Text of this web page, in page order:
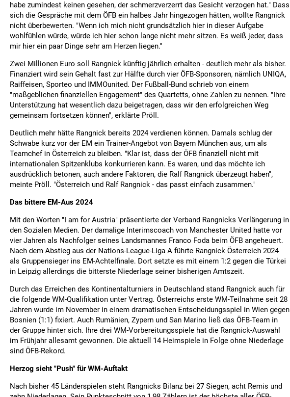
habe zumindest keinen gesehen, der schmerzverzerrt das Gesicht verzogen hat." Dass
sich die Gespräche mit dem ÖFB ein halbes Jahr hingezogen hätten, wollte Rangnick
nicht überbewerten. "Wenn ich mich nicht grundsätzlich hier in dieser Aufgabe
wohlfühlen würde, würde ich hier schon lange nicht mehr sitzen. Es weiß jeder, dass
mir hier ein paar Dinge sehr am Herzen liegen."
Zwei Millionen Euro soll Rangnick künftig jährlich erhalten - deutlich mehr als bisher.
Finanziert wird sein Gehalt fast zur Hälfte durch vier ÖFB-Sponsoren, nämlich UNIQA,
Raiffeisen, Sporteo und IMMOunited. Der Fußball-Bund schrieb von einem
"maßgeblichen finanziellen Engagement" des Quartetts, ohne Zahlen zu nennen. "Ihre
Unterstützung hat wesentlich dazu beigetragen, dass wir den erfolgreichen Weg
gemeinsam fortsetzen können", erklärte Pröll.
Deutlich mehr hätte Rangnick bereits 2024 verdienen können. Damals schlug der
Schwabe kurz vor der EM ein Trainer-Angebot von Bayern München aus, um als
Teamchef in Österreich zu bleiben. "Klar ist, dass der ÖFB finanziell nicht mit
internationalen Spitzenklubs konkurrieren kann. Es waren, und das möchte ich
ausdrücklich betonen, auch andere Faktoren, die Ralf Rangnick überzeugt haben",
meinte Pröll. "Österreich und Ralf Rangnick - das passt einfach zusammen."
Das bittere EM-Aus 2024
Mit den Worten "I am for Austria" präsentierte der Verband Rangnicks Verlängerung in
den Sozialen Medien. Der damalige Interimscoach von Manchester United hatte vor
vier Jahren als Nachfolger seines Landsmannes Franco Foda beim ÖFB angeheuert.
Nach dem Abstieg aus der Nations-League-Liga A führte Rangnick Österreich 2024
als Gruppensieger ins EM-Achtelfinale. Dort setzte es mit einem 1:2 gegen die Türkei
in Leipzig allerdings die bitterste Niederlage seiner bisherigen Amtszeit.
Durch das Erreichen des Kontinentalturniers in Deutschland stand Rangnick auch für
die folgende WM-Qualifikation unter Vertrag. Österreichs erste WM-Teilnahme seit 28
Jahren wurde im November in einem dramatischen Entscheidungsspiel in Wien gegen
Bosnien (1:1) fixiert. Auch Rumänien, Zypern und San Marino ließ das ÖFB-Team in
der Gruppe hinter sich. Ihre drei WM-Vorbereitungsspiele hat die Rangnick-Auswahl
im Frühjahr allesamt gewonnen. Die aktuell 14 Heimspiele in Folge ohne Niederlage
sind ÖFB-Rekord.
Herzog sieht "Push" für WM-Auftakt
Nach bisher 45 Länderspielen steht Rangnicks Bilanz bei 27 Siegen, acht Remis und